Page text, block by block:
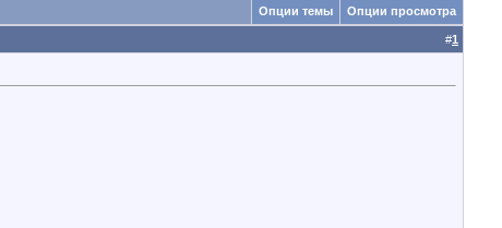
Опции темы
Опции просмотра
#1